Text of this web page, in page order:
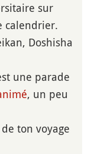
sur
calendrier.
Doshisha
une parade
, un peu
ton voyage